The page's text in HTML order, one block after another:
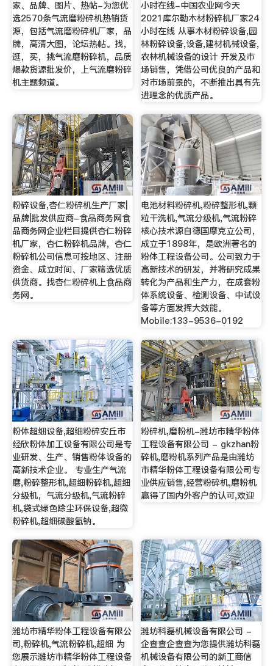
家、品牌、图片、热帖-为您优
选2570条气流磨粉碎机热销货
源，包括气流磨粉碎机厂家，品
牌，高清大图，论坛热帖。找，
逛，买，挑气流磨粉碎机，品质
爆款货源批发价，上气流磨粉碎
机主题频道。
小时在线-中国农业网今天
2021库尔勒木材粉碎机厂家24
小时在线 从事木材粉碎设备,园
林粉碎设备,设备,建材机械设备,
农林机械设备的设计 开发及市
场销售，凭借公司优良的产品和
对市场前景的，不断推出具有先
进理念的优质产品。
粉碎设备,杏仁粉碎机生产厂家|
品牌|批发供应商-食品商务网食
品商务网企业栏目提供杏仁粉碎
机厂家，杏仁粉碎机品牌，杏仁
粉碎机公司信息可按地区、注册
资金、成立时间、厂家筛选优质
供货商。找杏仁粉碎机上食品商
务网。
电池材料粉碎机,粉碎整形机,颗
粒干洗机,气流分级机,气流粉碎
核心技术源自德国摩克立公司，
成立于1898年，是欧洲著名的
粉体工程设备公司。公司致力于
高新技术的研发，并将研究成果
转化为产品和生产力，在成套粉
体系统设备、检测设备、中试设
备等方面发挥大效能。
Mobile:133-9536-0192
粉体超细设备,超细粉碎安丘市
经欣粉体加工设备有限公司是专
业研发、生产、销售粉体设备的
高新技术企业。 专业生产气流
磨,粉碎整形机,超细粉碎机,超细
分级机，气流分级机,气流粉碎
机,袋式绿色除尘环保设备,超微
粉碎机,超细碳酸氢钠。
粉碎机,磨粉机-潍坊市精华粉体
工程设备有限公司 - gkzhan粉
碎机,磨粉机系列产品是由潍坊
市精华粉体工程设备有限公司专
业供应销售,经营粉碎机,磨粉机
赢得了国内外客户的认可,欢迎
潍坊市精华粉体工程设备有限公
司,粉碎机,气流粉碎机,超细 为
您展示潍坊市精华粉体工程设备
潍坊科磊机械设备有限公司 -
企查查企查查为您提供潍坊科磊
机械设备有限公司的新工商信